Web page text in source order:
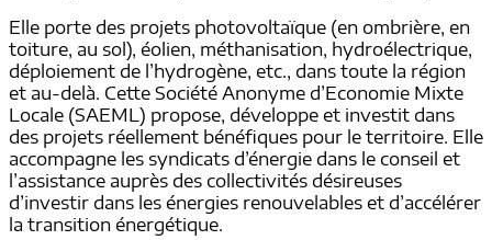
Elle porte des projets photovoltaïque (en ombrière, en
toiture, au sol), éolien, méthanisation, hydroélectrique,
déploiement de l’hydrogène, etc., dans toute la région
et au-delà. Cette Société Anonyme d’Economie Mixte
Locale (SAEML) propose, développe et investit dans
des projets réellement bénéfiques pour le territoire. Elle
accompagne les syndicats d’énergie dans le conseil et
l’assistance auprès des collectivités désireuses
d’investir dans les énergies renouvelables et d’accélérer
la transition énergétique.